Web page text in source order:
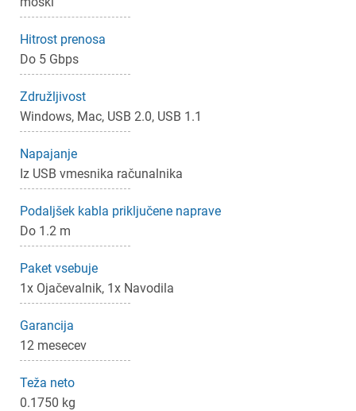
Hitrost prenosa
Do 5 Gbps
Združljivost
Windows, Mac, USB 2.0, USB 1.1
Napajanje
Iz USB vmesnika računalnika
Podaljšek kabla priključene naprave
Do 1.2 m
Paket vsebuje
1x Ojačevalnik, 1x Navodila
Garancija
12 mesecev
Teža neto
0.1750 kg
Prekliči